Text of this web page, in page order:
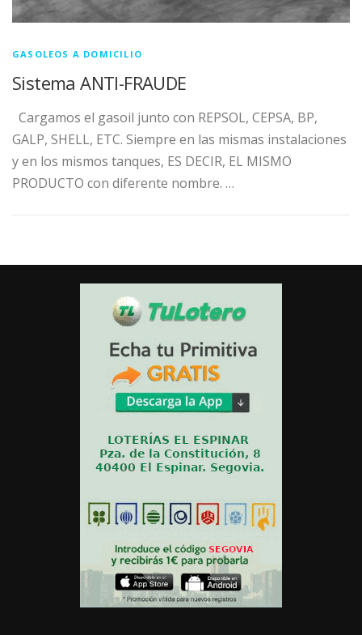
GASOLEOS A DOMICILIO
Sistema ANTI-FRAUDE
Cargamos el gasoil junto con REPSOL, CEPSA, BP,
GALP, SHELL, ETC. Siempre en las mismas instalaciones
y en los mismos tanques, ES DECIR, EL MISMO
PRODUCTO con diferente nombre. …